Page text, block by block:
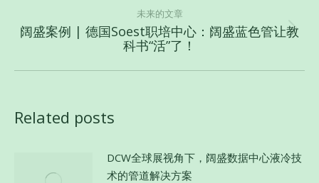
的
文
章：
未来的文章
未
来
的
阔盛案例 | 德国Soest职培中心：阔盛蓝色管让教
科书“活”了！
Related posts
DCW全球展视角下，阔盛数据中心液冷技
术的管道解决方案